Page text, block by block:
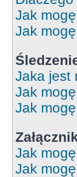
Jak
Jak
Jaka jest
Jak
Jak
Jak
Jak